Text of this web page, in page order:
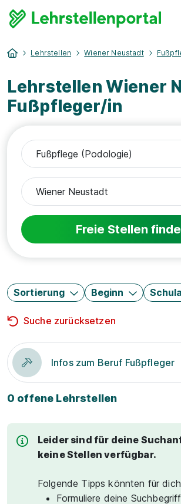
Lehrstellen Wiener Neustadt
Lehrstellen Wiener
Fußpfleger/in
Freie Stellen
Sortierung Beginn
Suche zurücksetzen
Infos zum Beruf Fußpfleger
0 offene Lehrstellen
Leider sind für deine
keine Stellen verfügbar.
Folgende Tipps könnten für
Formuliere deine